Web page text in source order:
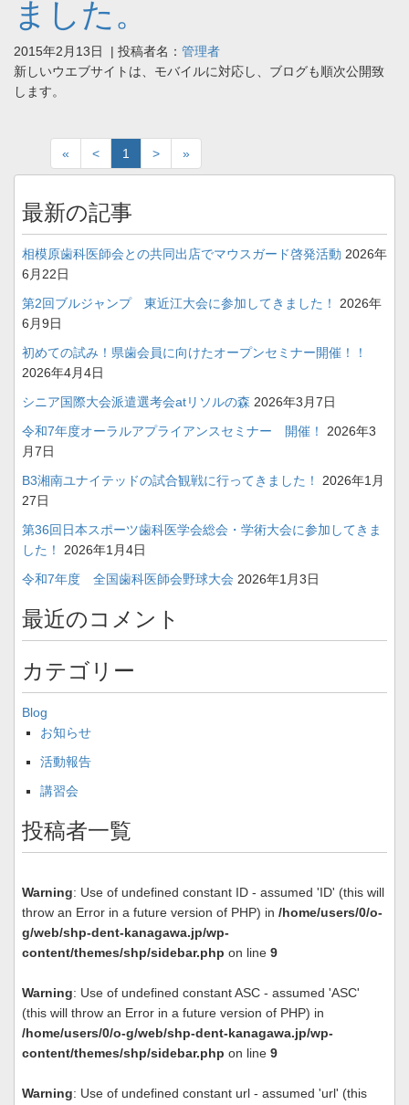
ました。
2015年2月13日 | 投稿者名： 管理者
新しいウエブサイトは、モバイルに対応し、ブログも順次公開致
します。
« < 1 > »
最新の記事
相模原歯科医師会との共同出店でマウスガード啓発活動 2026年
6月22日
第2回ブルジャンプ 東近江大会に参加してきました！
2026年
6月9日
初めての試み！県歯会員に向けたオープンセミナー開催！！
2026年4月4日
シニア国際大会派遣選考会atリソルの森 2026年3月7日
令和7年度オーラルアプライアンスセミナー 開催！
2026年3
月7日
B3湘南ユナイテッドの試合観戦に行ってきました！
2026年1月
27日
第36回日本スポーツ歯科医学会総会・学術大会に参加してきま
した！
2026年1月4日
令和7年度 全国歯科医師会野球大会 2026年1月3日
最近のコメント
カテゴリー
Blog
お知らせ
活動報告
講習会
投稿者一覧
Warning: Use of undefined constant ID - assumed 'ID' (this will
throw an Error in a future version of PHP) in /home/users/0/o-
g/web/shp-dent-kanagawa.jp/wp-
content/themes/shp/sidebar.php on line 9
Warning: Use of undefined constant ASC - assumed 'ASC'
(this will throw an Error in a future version of PHP) in
/home/users/0/o-g/web/shp-dent-kanagawa.jp/wp-
content/themes/shp/sidebar.php on line 9
Warning: Use of undefined constant url - assumed 'url' (this